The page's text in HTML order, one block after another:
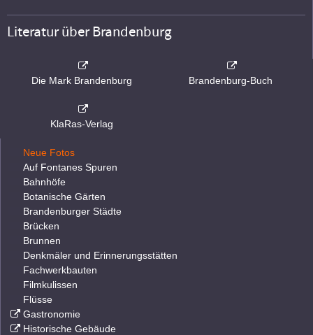
Literatur über Brandenburg
Die Mark Brandenburg Brandenburg-Buch
KlaRas-Verlag
Neue Fotos
Auf Fontanes Spuren
Bahnhöfe
Botanische Gärten
Brandenburger Städte
Brücken
Brunnen
Denkmäler und Erinnerungsstätten
Fachwerkbauten
Filmkulissen
Flüsse
Gastronomie
Historische Gebäude